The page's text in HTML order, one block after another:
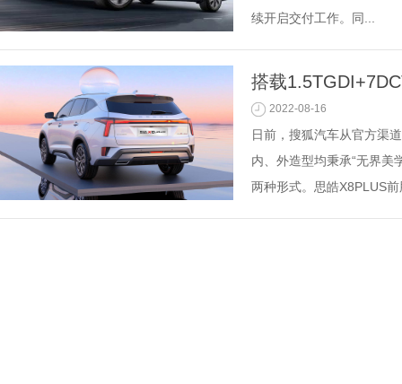
续开启交付工作。同...
搭载
2022-08-16
日前，搜狐汽车从官方渠
内、外造型均秉承“无界美
两种形式。思皓X8PLUS